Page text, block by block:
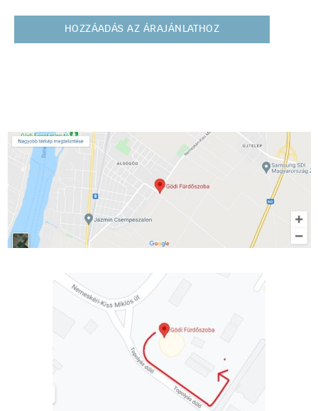
HOZZÁADÁS AZ ÁRAJÁNLATHOZ